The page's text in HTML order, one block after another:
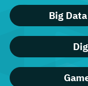
Big